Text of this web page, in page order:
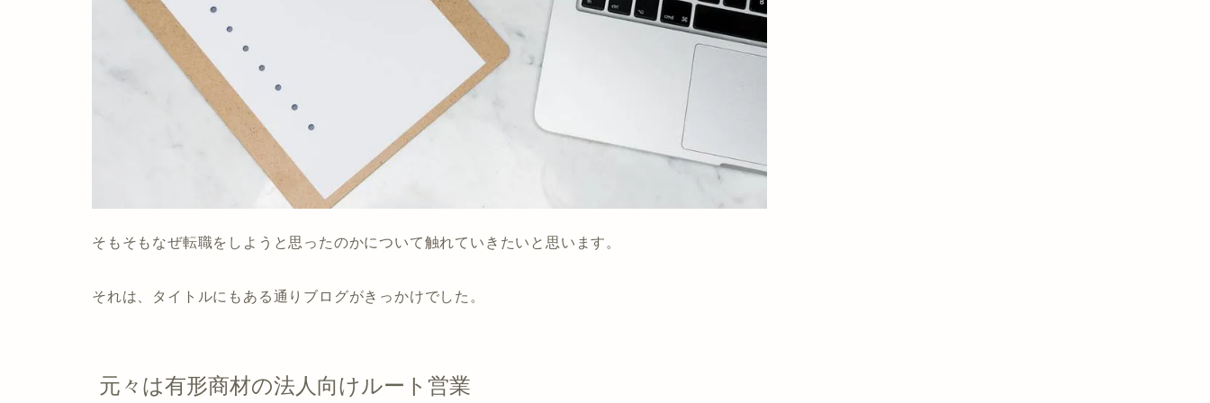
そもそもなぜ転職をしようと思ったのかについて触れていきたいと思います。
それは、タイトルにもある通りブログがきっかけでした。
元々は有形商材の法人向けルート営業